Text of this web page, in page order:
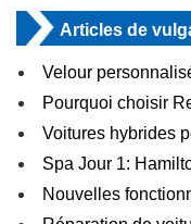
Articles de
Velour
Pourquoi choisir
Voitures hybrides
Spa Jour 1:
Nouvelles